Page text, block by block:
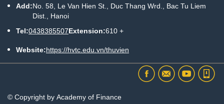
Add:No. 58, Le Van Hien St., Duc Thang Wrd., Bac Tu Liem
Dist., Hanoi
Tel:0438385507Extension:610 +
Website:https://hvtc.edu.vn/thuvien
© Copyright by Academy of Finance